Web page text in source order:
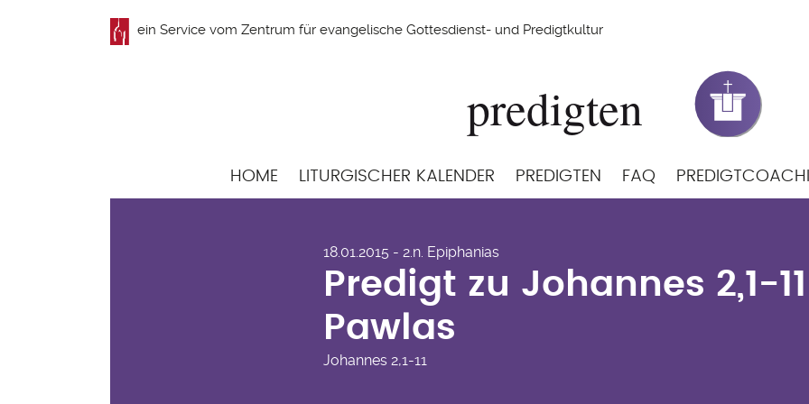
ein Service vom Zentrum für evangelische Gottesdienst- und Predigtkultur
Hauptnavigation
HOME LITURGISCHER KALENDER PREDIGTEN FAQ
Pawlas
18.01.2015 - 2.n. Epiphanias
Predigt zu Johannes 2,1-
Pawlas
Johannes 2,1-11